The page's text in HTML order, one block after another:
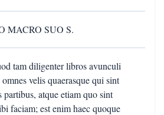
MACRO SUO S.
tam diligenter libros avunculi
velis quaerasque qui sint
atque etiam quo sint
faciam; est enim haec quoque